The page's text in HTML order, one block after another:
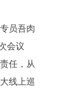
开
食
将
，